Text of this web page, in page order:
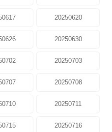
20250620
20250630
20250703
20250708
20250711
20250716